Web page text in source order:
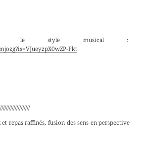
le style musical :
Fkt
repas raffinés, fusion des sens en perspective